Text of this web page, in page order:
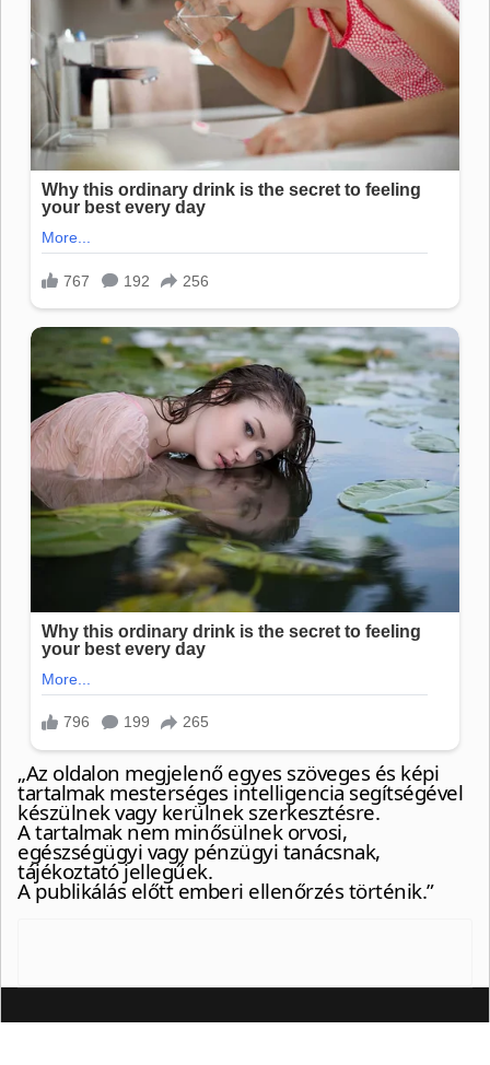
„Az oldalon megjelenő egyes szöveges és képi
tartalmak mesterséges intelligencia segítségével
készülnek vagy kerülnek szerkesztésre.
A tartalmak nem minősülnek orvosi,
egészségügyi vagy pénzügyi tanácsnak,
tájékoztató jellegűek.
A publikálás előtt emberi ellenőrzés történik.”